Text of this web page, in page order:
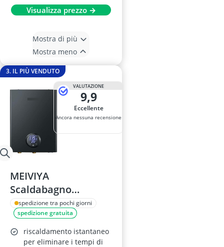
Visualizza prezzo →
Mostra di più
Mostra meno
3. IL PIÙ VENDUTO
VALUTAZIONE
9,9
Eccellente
Ancora nessuna recensione
MEIVIYA
Scaldabagno
Elettrico 18 KW
spedizione tra pochi giorni
spedizione gratuita
riscaldamento istantaneo
per eliminare i tempi di